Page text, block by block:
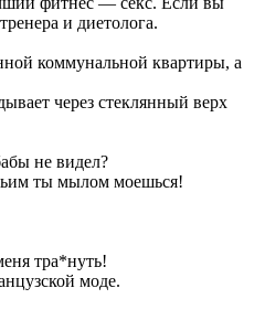
и диетолога.
коммунальной квартиры, а
через стеклянный верх
не видел?
ты мылом моешься!
тра*нуть!
моде.